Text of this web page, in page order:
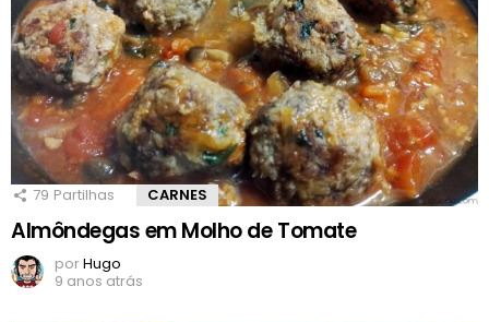
79 Partilhas CARNES
Almôndegas em Molho de Tomate
porHugo
9 anos atrás